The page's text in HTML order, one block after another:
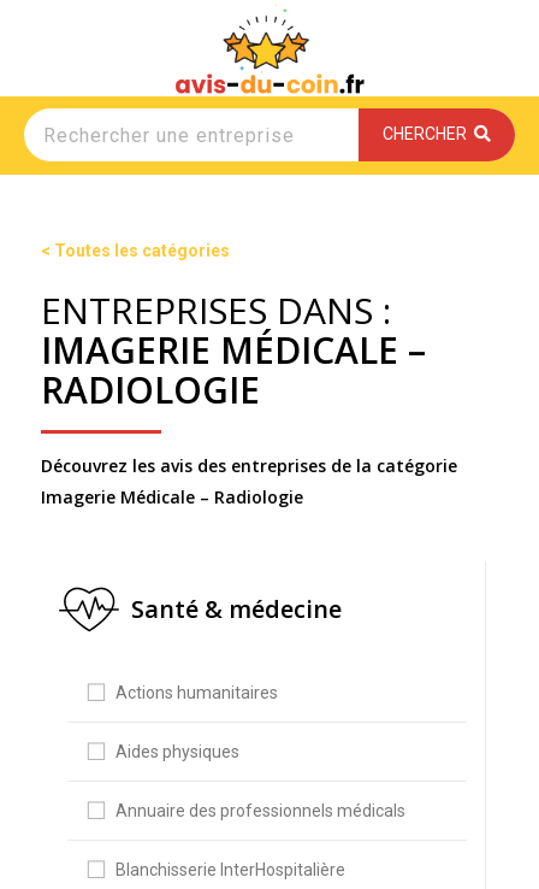
CHERCHER
< Toutes les catégories
ENTREPRISES DANS :
IMAGERIE MÉDICALE –
RADIOLOGIE
Découvrez les avis des entreprises de la catégorie
Imagerie Médicale – Radiologie
Santé & médecine
Actions humanitaires
Aides physiques
Annuaire des professionnels médicals
Blanchisserie InterHospitalière